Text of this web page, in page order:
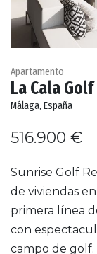
Apartamento
La Cala
Málaga, España
516.900 €
Sunrise Golf
de viviendas
primera línea
con
campo de golf.